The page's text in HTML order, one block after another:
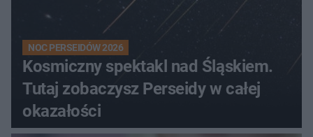
NOC PERSEIDÓW 2026
Kosmiczny spektakl nad Śląskiem.
Tutaj zobaczysz Perseidy w całej
okazałości